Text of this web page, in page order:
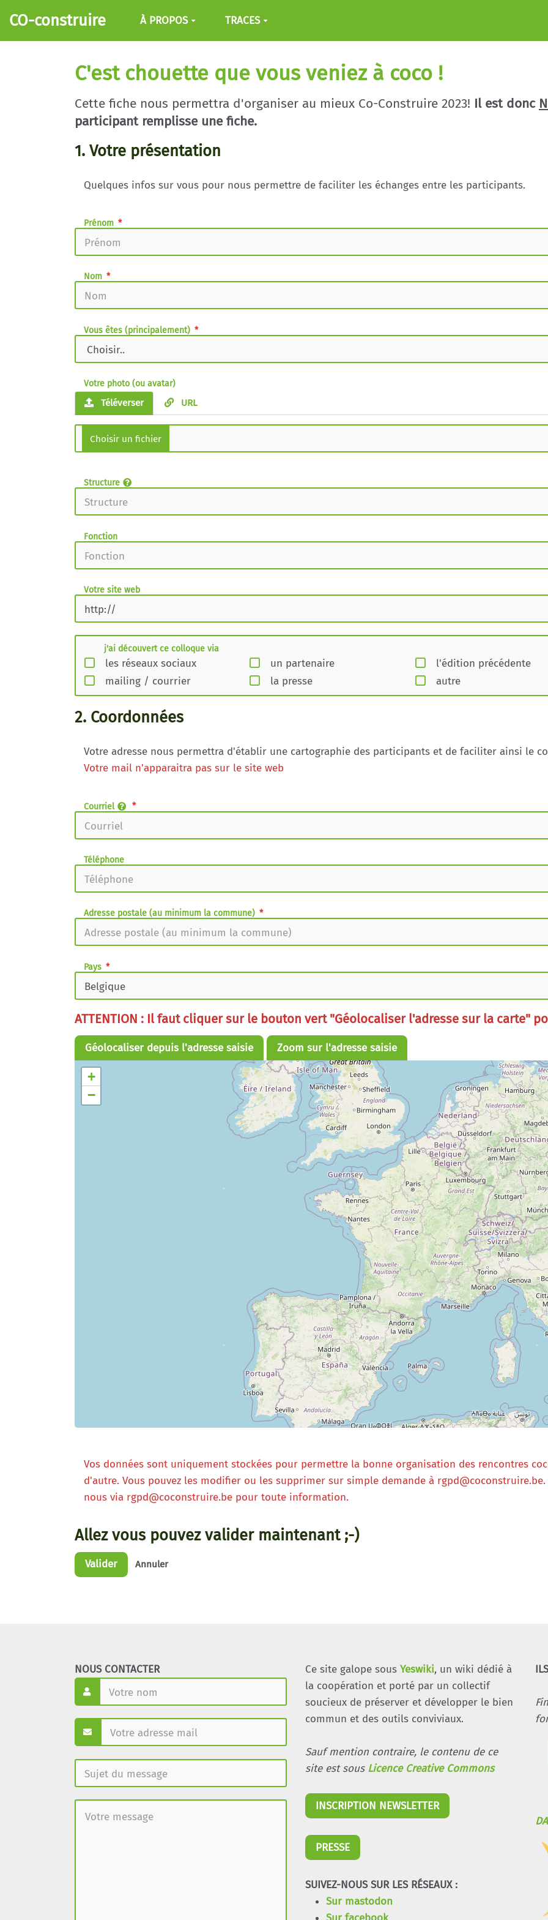
Aller au contenu principal
CO-construire À PROPOS TRACES
C'est chouette que vous veniez à coco !
Cette fiche nous permettra d'organiser au mieux Co-Construire 2023! Il est donc
participant remplisse une fiche.
1. Votre présentation
Quelques infos sur vous pour nous permettre de faciliter les échanges entre les participants.
Prénom
Nom
Vous êtes (principalement)
Votre photo (ou avatar)
Téléverser URL
Structure
Fonction
Votre site web
j'ai découvert ce colloque via
les réseaux sociaux
mailing / courrier
un partenaire
la presse
l'édition précédente
autre
2. Coordonnées
Votre adresse nous permettra d'établir une cartographie des participants et de faciliter ainsi le
Votre mail n'apparaitra pas sur le site web
Courriel
Téléphone
Adresse postale (au minimum la commune)
Pays
ATTENTION : Il faut cliquer sur le bouton vert "Géolocaliser l'adresse sur la carte"
Géolocaliser depuis l'adresse saisie Zoom sur l'adresse saisie
+
−
Vos données sont uniquement stockées pour permettre la bonne organisation des rencontres
d'autre. Vous pouvez les modifier ou les supprimer sur simple demande à
nous via rgpd@coconstruire.be pour toute information.
Allez vous pouvez valider maintenant ;-)
Valider Annuler
NOUS CONTACTER Ce site galope sous Yeswiki, un wiki dédié à
la coopération et porté par un collectif
soucieux de préserver et développer le bien
commun et des outils conviviaux.
Sauf mention contraire, le contenu de ce
site est sous Licence Creative Commons
INSCRIPTION NEWSLETTER
PRESSE
SUIVEZ-NOUS SUR LES RÉSEAUX :
Sur mastodon